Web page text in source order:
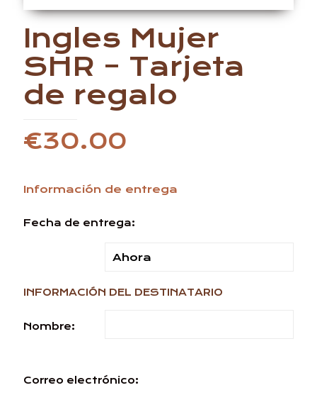
Ingles Mujer
SHR – Tarjeta
de regalo
€30.00
Información de entrega
Fecha de entrega:
INFORMACIÓN DEL DESTINATARIO
Nombre:
Correo electrónico: